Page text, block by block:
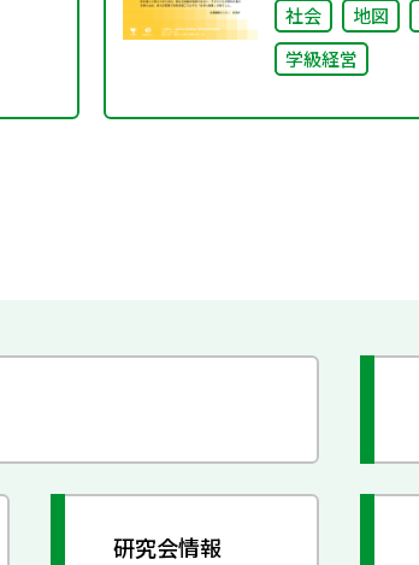
社会
地図
学級経営
研究会情報